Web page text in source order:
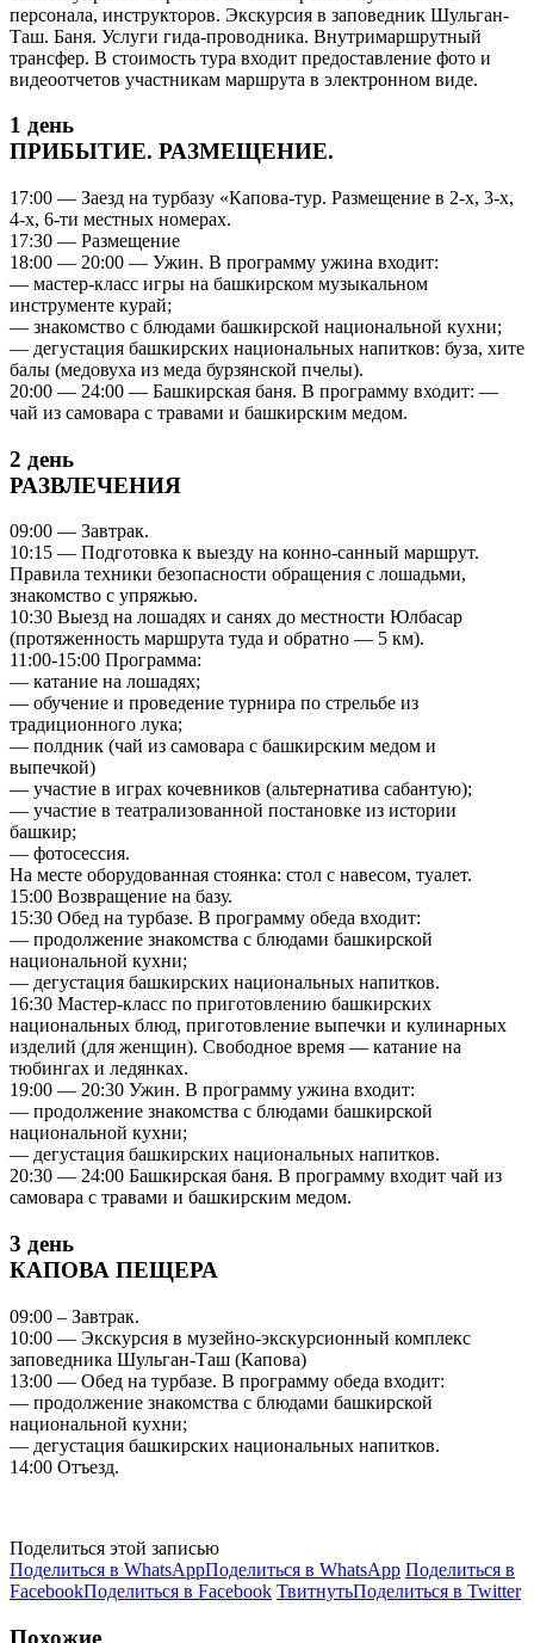
персонала, инструкторов. Экскурсия в заповедник Шульган-
Таш. Баня. Услуги гида-проводника. Внутримаршрутный
трансфер. В стоимость тура входит предоставление фото и
видеоотчетов участникам маршрута в электронном виде.
1 день
ПРИБЫТИЕ. РАЗМЕЩЕНИЕ.
17:00 — Заезд на турбазу «Капова-тур. Размещение в 2-х, 3-х,
4-х, 6-ти местных номерах.
17:30 — Размещение
18:00 — 20:00 — Ужин. В программу ужина входит:
— мастер-класс игры на башкирском музыкальном
инструменте курай;
— знакомство с блюдами башкирской национальной кухни;
— дегустация башкирских национальных напитков: буза, хите
балы (медовуха из меда бурзянской пчелы).
20:00 — 24:00 — Башкирская баня. В программу входит: —
чай из самовара с травами и башкирским медом.
2 день
РАЗВЛЕЧЕНИЯ
09:00 — Завтрак.
10:15 — Подготовка к выезду на конно-санный маршрут.
Правила техники безопасности обращения с лошадьми,
знакомство с упряжью.
10:30 Выезд на лошадях и санях до местности Юлбасар
(протяженность маршрута туда и обратно — 5 км).
11:00-15:00 Программа:
— катание на лошадях;
— обучение и проведение турнира по стрельбе из
традиционного лука;
— полдник (чай из самовара с башкирским медом и
выпечкой)
— участие в играх кочевников (альтернатива сабантую);
— участие в театрализованной постановке из истории
башкир;
— фотосессия.
На месте оборудованная стоянка: стол с навесом, туалет.
15:00 Возвращение на базу.
15:30 Обед на турбазе. В программу обеда входит:
— продолжение знакомства с блюдами башкирской
национальной кухни;
— дегустация башкирских национальных напитков.
16:30 Мастер-класс по приготовлению башкирских
национальных блюд, приготовление выпечки и кулинарных
изделий (для женщин). Свободное время — катание на
тюбингах и ледянках.
19:00 — 20:30 Ужин. В программу ужина входит:
— продолжение знакомства с блюдами башкирской
национальной кухни;
— дегустация башкирских национальных напитков.
20:30 — 24:00 Башкирская баня. В программу входит чай из
самовара с травами и башкирским медом.
3 день
КАПОВА ПЕЩЕРА
09:00 – Завтрак.
10:00 — Экскурсия в музейно-экскурсионный комплекс
заповедника Шульган-Таш (Капова)
13:00 — Обед на турбазе. В программу обеда входит:
— продолжение знакомства с блюдами башкирской
национальной кухни;
— дегустация башкирских национальных напитков.
14:00 Отъезд.
Поделиться этой записью
Поделиться в WhatsAppПоделиться в WhatsApp Поделиться в
FacebookПоделиться в Facebook ТвитнутьПоделиться в Twitter
Похожие